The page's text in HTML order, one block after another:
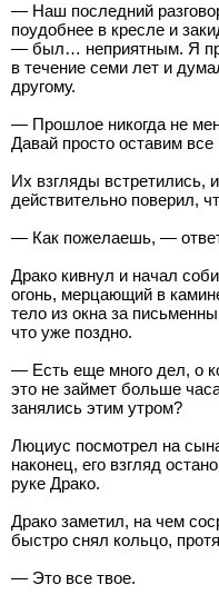
— Наш последний
поудобнее в кресле и
— был… неприятным. Я
в течение семи лет и
другому.
— Прошлое никогда не
Давай просто оставим все
Их взгляды встретились,
действительно поверил,
— Как пожелаешь, —
Драко кивнул и начал
огонь, мерцающий в
тело из окна за
что уже поздно.
— Есть еще много дел, о
это не займет больше
занялись этим утром?
Люциус посмотрел на
наконец, его взгляд
руке Драко.
Драко заметил, на чем
быстро снял кольцо,
— Это все твое.